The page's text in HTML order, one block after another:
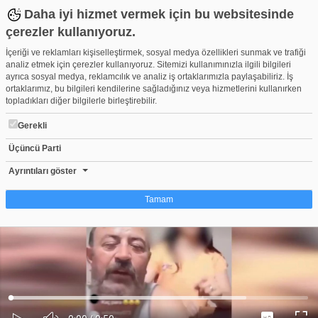
Daha iyi hizmet vermek için bu websitesinde
çerezler kullanıyoruz.
İçeriği ve reklamları kişiselleştirmek, sosyal medya özellikleri sunmak ve trafiği
analiz etmek için çerezler kullanıyoruz. Sitemizi kullanımınızla ilgili bilgileri
ayrıca sosyal medya, reklamcılık ve analiz iş ortaklarımızla paylaşabiliriz. İş
ortaklarımız, bu bilgileri kendilerine sağladığınız veya hizmetlerini kullanırken
topladıkları diğer bilgilerle birleştirebilir.
Gerekli
Üçüncü Parti
Ayrıntıları göster
Tamam
Çerez nedir?
Çerezler, web-sitelerinin, kullanıcıların deneyimlerini daha verimli hale getirmek
amacıyla kullandığı küçük metin dosyalarıdır. Yasalara göre, bu sitenin
işletilmesi için kesinlikle gerekli olan çerezleri cihazınıza yerleştirebiliyoruz.
Diğer çerez türleri için sizden izin almamız gerekiyor. Bu site farklı çerez türleri
kullanmaktadır. Bazı çerezler, sayfalarımızda yer alan üçüncü şahıs hizmetleri
tarafından yerleştirilir. İzniniz şu alanlar için geçerlidir: web.tv
Ses
Yüklendi:
0%
Yükleniyor:
Kızını TikTok'ta oynatarak para kazanmaya çalışan rezil